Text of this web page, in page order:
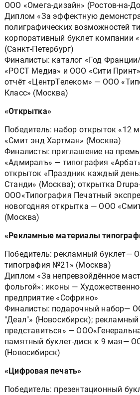
ООО «Омега-дизайн» (Ростов-на-
Диплом «За эффектную
полиграфических возможностей
корпоративный буклет компании
(Санкт-Петербург)
Финалисты: каталог «Год
«РОСТ Медиа» и ООО «Сити
отчёт «ЦентрТелеком» — ООО
Класс» (Москва)
«Открытка»
Победитель: набор открыток «12
«Смит энд Хартман» (Москва)
Финалисты: приглашение на
«Адмиралъ» — типография
открыток «Праздник каждый
Станди» (Москва); открытка
ООО«Типография Печатный
новогодняя открытка — ООО
(Москва)
«Рекламные материалы
Победитель: рекламный буклет—
типография №21» (Москва)
Диплом «За непревзойдённое
фольгой»: иконы —
предприятие «Софрино»
Финалисты: подарочный набор—
"Деал"» (Новосибирск); рекламный
представиться» —
памятный буклет-диск к 9 мая—
(Новосибирск)
«Цифровая печать»
Победитель: презентационный